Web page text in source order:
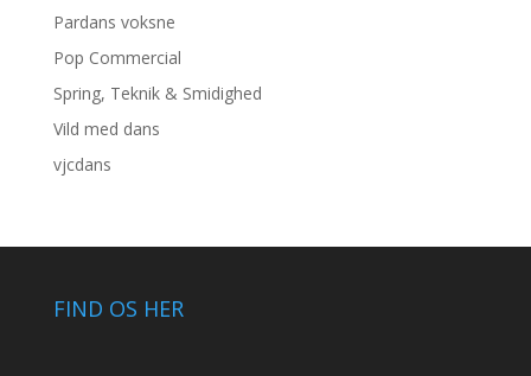
Pardans voksne
Pop Commercial
Spring, Teknik & Smidighed
Vild med dans
vjcdans
FIND OS HER